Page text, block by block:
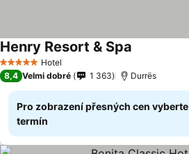
5 Počet hvězdiček
Hotel
Henry Resort & Spa
8,4 Velmi dobré 1 363 Durrës
Pro zobrazení přesných cen vyberte
termín